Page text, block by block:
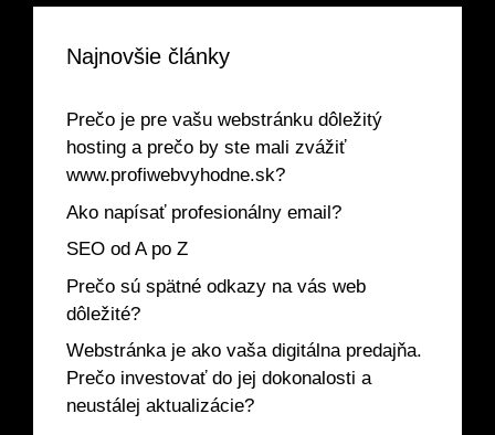
Najnovšie články
Prečo je pre vašu webstránku dôležitý
hosting a prečo by ste mali zvážiť
www.profiwebvyhodne.sk?
Ako napísať profesionálny email?
SEO od A po Z
Prečo sú spätné odkazy na vás web
dôležité?
Webstránka je ako vaša digitálna predajňa.
Prečo investovať do jej dokonalosti a
neustálej aktualizácie?